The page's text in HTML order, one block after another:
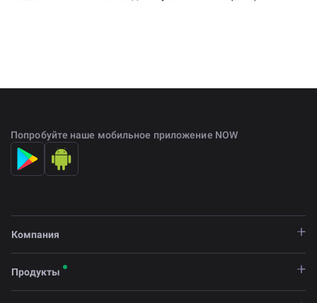
Попробуйте наше мобильное приложение NOW
Компания
Продукты